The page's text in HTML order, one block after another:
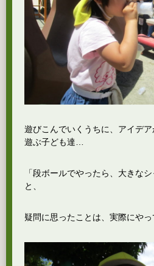
遊びこんでいくうちに、アイデ
遊ぶ子ども達…
「段ボールでやったら、大きな
と、
疑問に思ったことは、実際にや